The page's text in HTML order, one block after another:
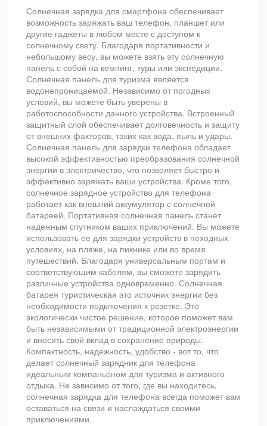
Солнечная зарядка для смартфона обеспечивает
возможность заряжать ваш телефон, планшет или
другие гаджеты в любом месте с доступом к
солнечному свету. Благодаря портативности и
небольшому весу, вы можете взять эту солнечную
панель с собой на кемпинг, туры или экспедиции.
Солнечная панель для туризма является
водонепроницаемой. Независимо от погодных
условий, вы можете быть уверены в
работоспособности данного устройства. Встроенный
защитный слой обеспечивает долговечность и защиту
от внешних факторов, таких как вода, пыль и удары.
Солнечная панель для зарядки телефона обладает
высокой эффективностью преобразования солнечной
энергии в электричество, что позволяет быстро и
эффективно заряжать ваши устройства. Кроме того,
солнечное зарядное устройство для телефона
работает как внешний аккумулятор с солнечной
батареей. Портативная солнечная панель станет
надежным спутником ваших приключений. Вы можете
использовать ее для зарядки устройств в походных
условиях, на пляже, на пикнике или во время
путешествий. Благодаря универсальным портам и
соответствующим кабелям, вы сможете зарядить
различные устройства одновременно. Солнечная
батарея туристическая это источник энергии без
необходимости подключения к розетке. Это
экологически чистое решение, которое поможет вам
быть независимыми от традиционной электроэнергии
и вносить свой вклад в сохранение природы.
Компактность, надежность, удобство - вот то, что
делает солнечный зарядник для телефона
идеальным компаньоном для туризма и активного
отдыха. Не зависимо от того, где вы находитесь,
солнечная зарядка для телефона всегда поможет вам
оставаться на связи и наслаждаться своими
приключениями.